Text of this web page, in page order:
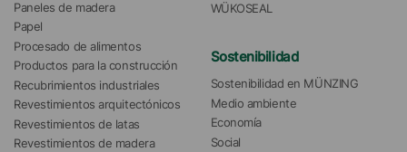
Paneles de madera
Papel
Procesado de alimentos
Productos para la construcción
Recubrimientos industriales
Revestimientos arquitectónicos
Revestimientos de latas
Revestimientos de madera
WÜKOSEAL
Sostenibilidad
Sostenibilidad en MÜNZING
Medio ambiente
Economía
Social